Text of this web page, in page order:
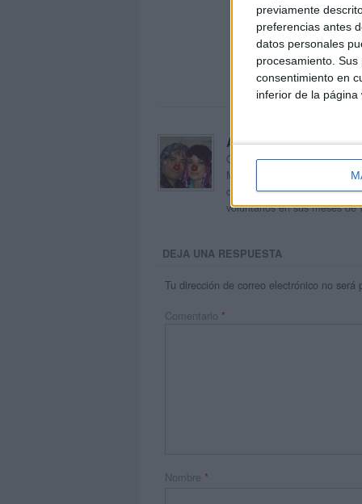
previamente
preferencias antes
datos personales
procesamiento.
consentimiento en
inferior de la página
Acerca de
Orientación Andújar no es
Maribel, que además de ser
dentro del blog y en el cual,
voluntarios en sus meses de
DEJA UNA RESPUESTA
Tu dirección de correo electrónico no será
Comentario *
Nombre *